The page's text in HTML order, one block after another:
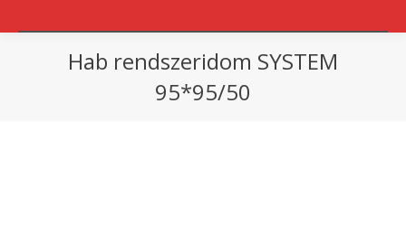
Hab rendszeridom SYSTEM
95*95/50